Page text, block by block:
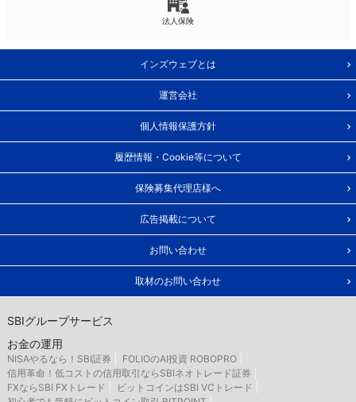
法人保険
インズウェブとは
運営会社
個人情報保護方針
履歴情報・Cookie等について
保険募集代理店様へ
広告掲載について
お問い合わせ
取材のお問い合わせ
SBIグループサービス
お金の運用
NISAやるなら！SBI証券
FOLIOのAI投資 ROBOPRO
信用革命！低コストの信用取引ならSBIネオトレード証券
FXならSBI FXトレード
ビットコインはSBI VCトレード